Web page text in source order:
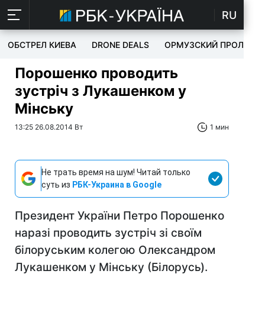
RU
ОБСТРЕЛ КИЕВА DRONE DEALS ОРМУЗСКИЙ ПРОЛИВ
Порошенко проводить
зустріч з Лукашенком у
Мінську
13:25 26.08.2014 Вт 1 мин
Не трать время на шум! Читай только
суть из РБК-Украина в Google
Президент України Петро Порошенко
наразі проводить зустріч зі своїм
білоруським колегою Олександром
Лукашенком у Мінську (Білорусь).